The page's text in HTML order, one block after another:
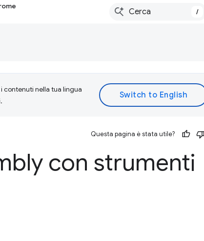
/
contenuti nella tua lingua
Questa pagina è stata utile?
con strumenti